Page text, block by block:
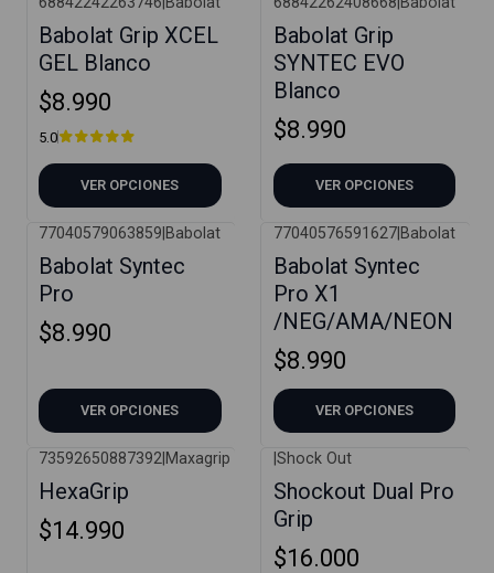
Babolat Grip XCEL
GEL Blanco
$8.990
5.0
VER OPCIONES
Babolat Grip
SYNTEC EVO
Blanco
$8.990
VER OPCIONES
77040579063859 Babolat
Babolat Syntec
Pro
$8.990
VER OPCIONES
77040576591627| Babolat
Babolat Syntec
Pro X1
/NEG/AMA/NEON
$8.990
VER OPCIONES
73592650887392 Maxagrip
HexaGrip
$14.990
Shock Out
Shockout Dual Pro
Grip
$16.000